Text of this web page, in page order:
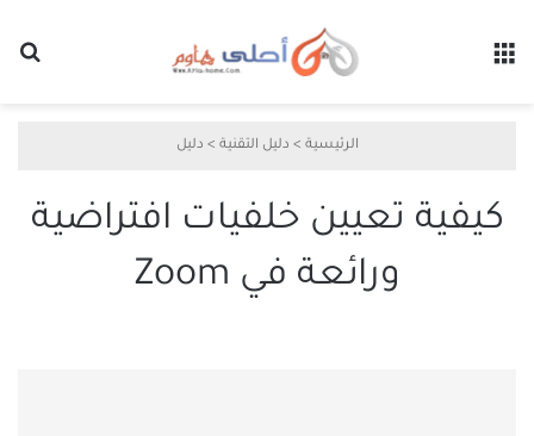
الرئيسية > دليل التقنية > دليل
كيفية تعيين خلفيات افتراضية
ورائعة في Zoom